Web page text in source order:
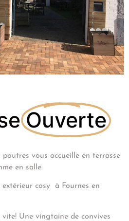
Ouverte
vous accueille en terrasse
en salle.
extérieur cosy à Fournes en
vite! Une vingtaine de convives